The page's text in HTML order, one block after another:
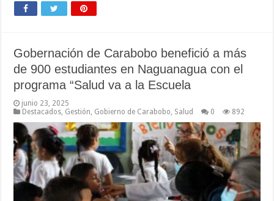
Gobernación de Carabobo benefició a más
de 900 estudiantes en Naguanagua con el
programa “Salud va a la Escuela
junio 23, 2025
Destacados, Gestión, Gobierno de Carabobo, Salud 0 892